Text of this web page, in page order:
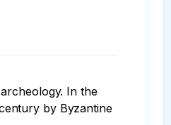
In the
by Byzantine